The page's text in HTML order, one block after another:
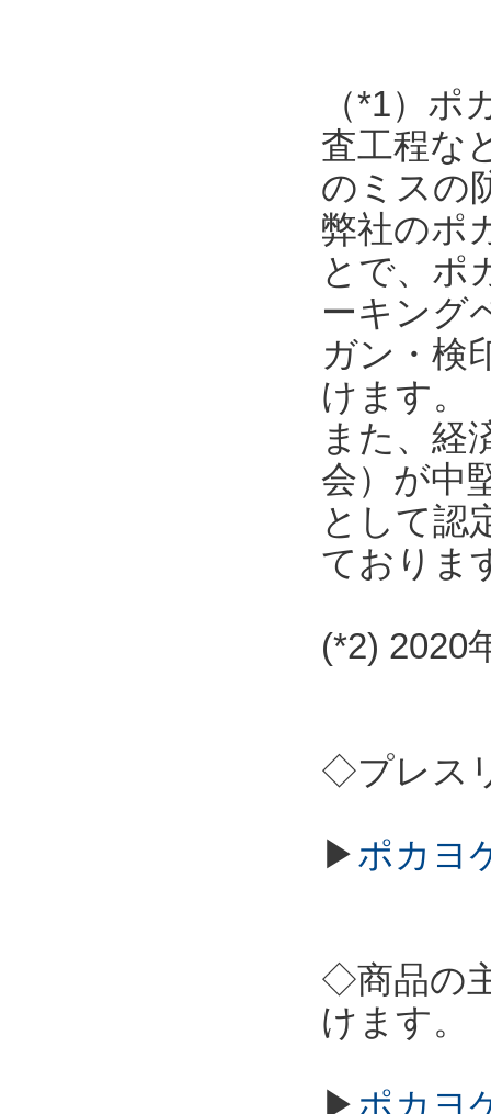
（*1）
査工程な
のミスの
弊社のポ
とで、ポ
ーキング
ガン・検
けます。
また、経
会）が中
として認
ておりま
(*2) 2020
◇プレス
▶ポカヨ
◇商品の
けます。
▶ポカヨ